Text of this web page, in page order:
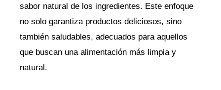
sabor natural de los ingredientes. Este enfoque
no solo garantiza productos deliciosos, sino
también saludables, adecuados para aquellos
que buscan una alimentación más limpia y
natural.